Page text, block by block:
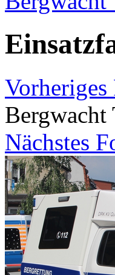
Vorheriges
Bergwacht
Nächstes